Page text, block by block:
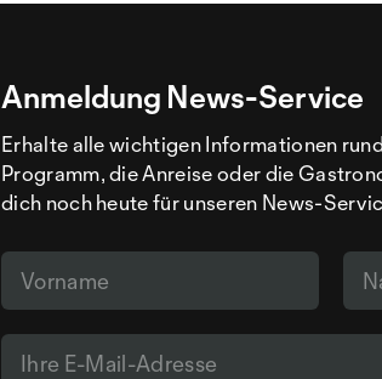
Anmeldung News-Service
Erhalte alle wichtigen Informationen
Programm, die Anreise oder die
dich noch heute für unseren News-